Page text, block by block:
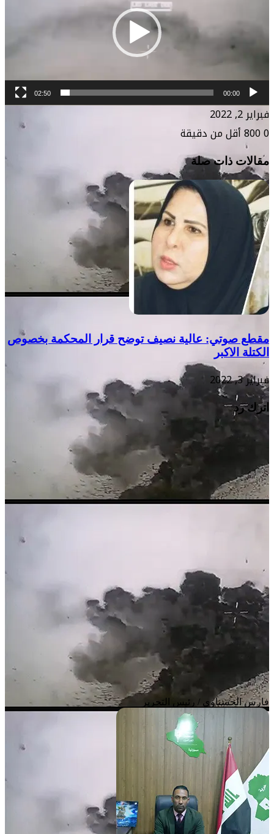
00:00
02:50
فبراير 2, 2022
0
أقل من دقيقة
مقالات ذات صلة
مقطع صوتي: عالية نصيف توضح قرار المحكمة بخصوص
الكتلة الاكبر
فبراير 3, 2022
اترك رد
فارس الحسناوي / رئيس التحرير